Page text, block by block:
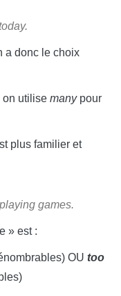
a donc le choix
on utilise many pour
plus familier et
games.
» est :
OU too